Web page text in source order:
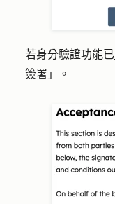
若身分驗證功能已
簽署 」。